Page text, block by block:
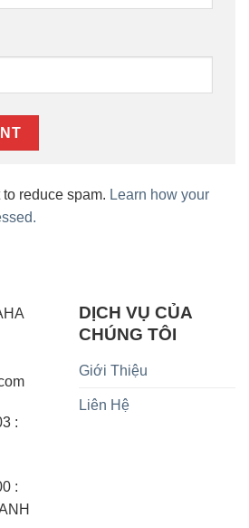
reduce spam. Learn how your
:
:
DỊCH VỤ CỦA
CHÚNG TÔI
Giới Thiệu
Liên Hệ